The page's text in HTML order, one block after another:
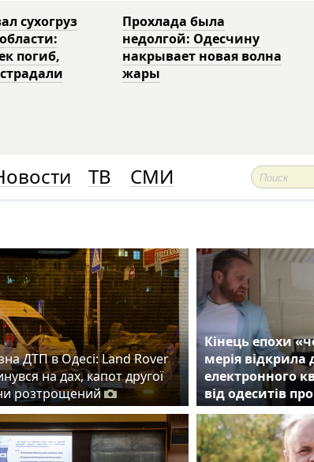
сухогруз
погиб,
Прохлада была
недолгой: Одесчину
накрывает новая волна
жары
ТВ СМИ
ДТП в Одесі: Land Rover
на дах, капот другої
розтрощений
Кінець епохи
мерія
електронного
від одеситів